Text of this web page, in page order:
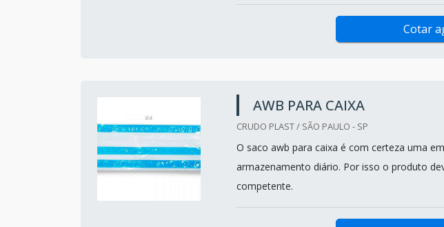
Cotar
AWB PARA CAIXA
CRUDO PLAST / SÃO PAULO - SP
O saco awb para caixa é com certeza uma
armazenamento diário. Por isso o produto
competente.